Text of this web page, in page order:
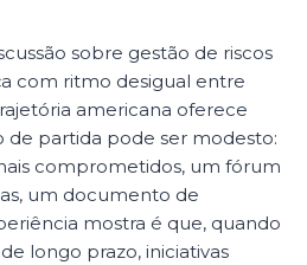
sobre gestão de riscos
com ritmo desigual entre
americana oferece
de partida pode ser modesto:
comprometidos, um fórum
um documento de
mostra é que, quando
longo prazo, iniciativas